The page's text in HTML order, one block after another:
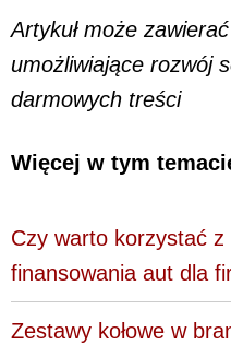
Artykuł może
umożliwiające rozwój
darmowych treści
Więcej w tym
Czy warto korzystać
finansowania aut dla
Zestawy kołowe w